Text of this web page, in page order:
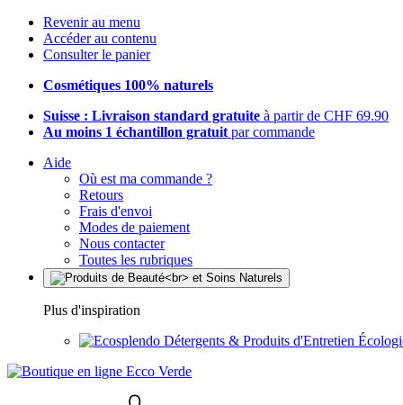
Revenir au menu
Accéder au contenu
Consulter le panier
Cosmétiques 100% naturels
Suisse : Livraison standard gratuite à partir de CHF 69.90
Au moins 1 échantillon gratuit par commande
Aide
Où est ma commande ?
Retours
Frais d'envoi
Modes de paiement
Nous contacter
Toutes les rubriques
Plus d'inspiration
Détergents & Produits d'Entretien